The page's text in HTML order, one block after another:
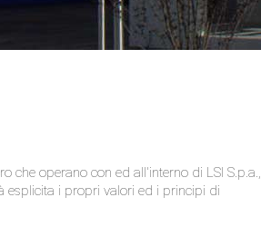
che operano con ed all'interno di LSI S.p.a.,
esplicita i propri valori ed i principi di